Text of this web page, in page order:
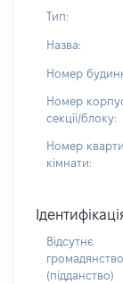
Тип:
Назва:
Номер
Номер
секції/блоку:
Номер
кімнати:
Відсутнє
громадянство
(підданство)